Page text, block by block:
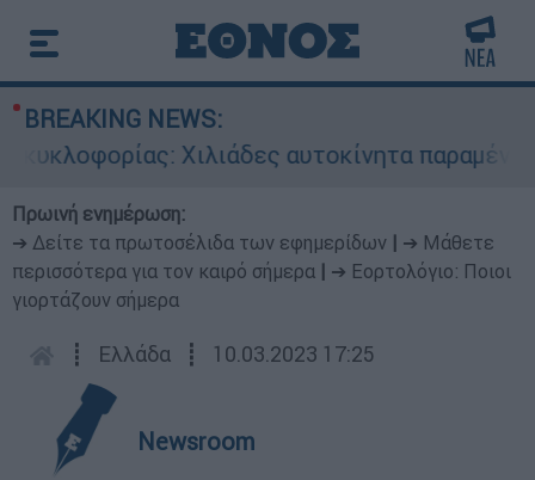
BREAKING NEWS:
Χιλιάδες αυτοκίνητα παραμένουν
Πρωινή ενημέρωση:
➔ Δείτε τα πρωτοσέλιδα των εφημερίδων
➔ Μάθετε
περισσότερα για τον καιρό σήμερα
➔ Εορτολόγιο: Ποιοι
γιορτάζουν σήμερα
┋ Ελλάδα ┋ 10.03.2023 17:25
Newsroom